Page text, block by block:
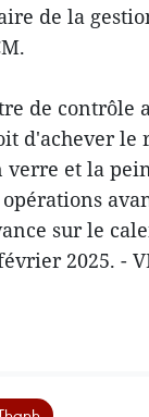
de la
de contrôle
d'achever le
et la
sur le
2025. -